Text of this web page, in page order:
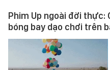
Phim Up ngoài đời thực:
bóng bay dạo chơi trên